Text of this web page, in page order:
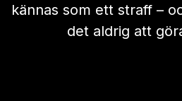
kännas som ett straff –
det aldrig att